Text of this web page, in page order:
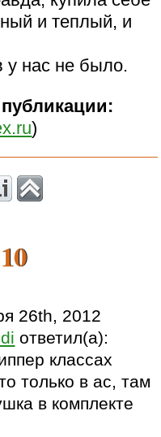
и теплый, и
у нас не было.
)
26th, 2012
ответил(а):
классах
только в ас, там
в комплекте